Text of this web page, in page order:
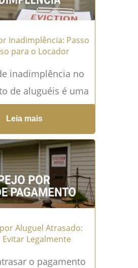
→
Inadimplência: Passo
para o Locador
inadimplência no
de aluguéis é uma
para
Muitas
do prejuízo
o locador...Leia
Leia mais
Aluguel Atrasado:
Evitar Legalmente
o pagamento